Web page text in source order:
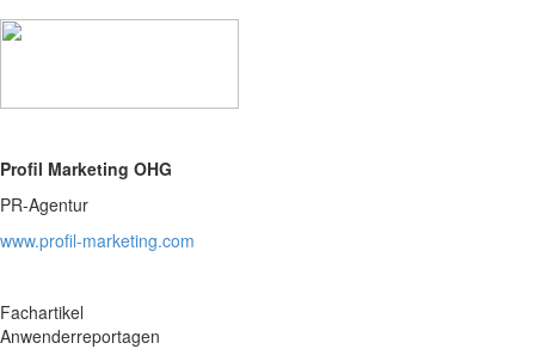
Profil Marketing OHG
PR-Agentur
www.profil-marketing.com
Fachartikel
Anwenderreportagen